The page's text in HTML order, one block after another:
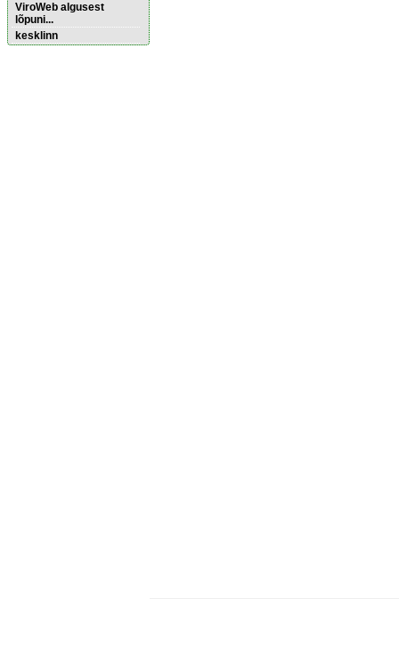
ViroWeb algusest
lõpuni...
kesklinn